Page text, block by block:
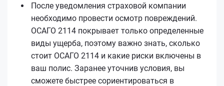
После уведомления страховой компании
необходимо провести осмотр повреждений.
ОСАГО 2114 покрывает только определенные
виды ущерба, поэтому важно знать, сколько
стоит ОСАГО 2114 и какие риски включены в
ваш полис. Заранее уточнив условия, вы
сможете быстрее сориентироваться в